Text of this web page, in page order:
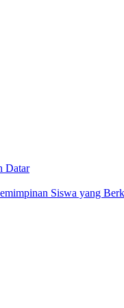
Datar
Siswa yang